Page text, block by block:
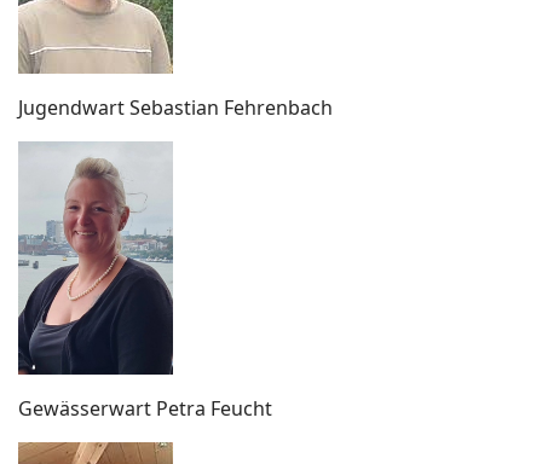
Jugendwart Sebastian Fehrenbach
Gewässerwart Petra Feucht